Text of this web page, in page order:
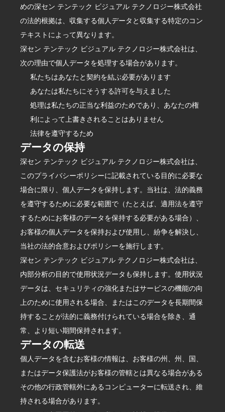
めの深セン テンテック ビジュアル テクノロジー株式会社
の法的根拠は、収集する個人データと収集する特定のコン
テキストによって異なります。
深セン テンテック ビジュアル テクノロジー株式会社は、
次の理由で個人データを処理する場合があります。
私たちはあなたと契約を結ぶ必要があります
あなたは私たちにそうする許可を与えました
処理は私たちの正当な利益のためであり、あなたの権
利によって上書きされることはありません
法律を遵守するため
データの保持
深セン テンテック ビジュアル テクノロジー株式会社は、
このプライバシーポリシーに記載されている目的に必要な
場合に限り、個人データを保持します。当社は、法的義務
を遵守するために必要な範囲で（たとえば、適用法を遵守
するためにお客様のデータを保持する必要がある場合）、
お客様の個人データを保持および使用し、紛争を解決し、
当社の法的合意およびポリシーを施行します。
深セン テンテック ビジュアル テクノロジー株式会社は、
内部分析の目的で使用状況データも保持します。使用状況
データは、セキュリティの強化またはサービスの機能の向
上のために使用される場合、またはこのデータを長期間保
持することが法的に義務付けられている場合を除き、通
常、より短い期間保持されます。
データの転送
個人データを含むお客様の情報は、お客様の州、州、国、
またはデータ保護法がお客様の管轄とは異なる場合がある
その他の行政管轄外にあるコンピューターに転送され、維
持される場合があります。